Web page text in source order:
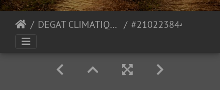
DEGAT CLIMATIQUE